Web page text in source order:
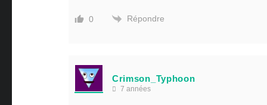
0 Répondre
Crimson_Typhoon
7 années